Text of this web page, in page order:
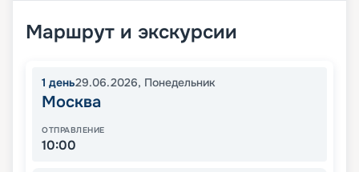
Маршрут и экскурсии
1 день29.06.2026, Понедельник
Москва
ОТПРАВЛЕНИЕ
10:00